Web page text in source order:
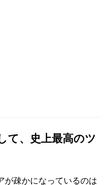
て、史上最高のツ
が疎かになっているのは